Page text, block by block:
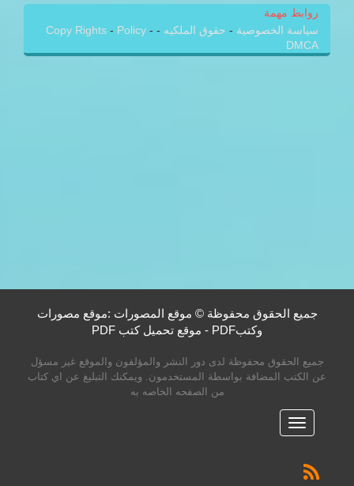
روابط مهمة
سياسة الخصوصية - حقوق الملكيه -
Copy Rights - Policy -
DMCA
جميع الحقوق محفوظة © موقع المصورات :موقع مصورات
وكتبPDF - موقع تحميل كتب PDF
جميع الحقوق محفوظة لدى دور النشر والمؤلفون والموقع غير مسؤل
عن الكتب المضافة بواسطة المستخدمون. ويمكنك التبليغ عن اي كتاب
من الصفحه الخاصه به
القائمه